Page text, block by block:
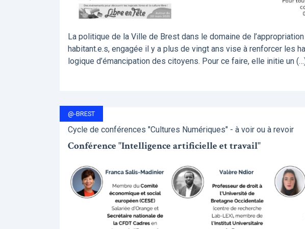
La politique de la Ville de Brest dans le domaine de
habitant.e.s, engagée il y a plus de vingt ans vise à renforcer les
logique d’émancipation des citoyens. Pour ce faire, elle initie un
@-BREST
Cycle de conférences "Cultures Numériques" - à voir ou à revoir
Conférence "Intelligence artificielle et travail"